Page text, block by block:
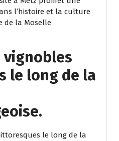
l’histoire et la culture
de la Moselle
vignobles
le long de la
le long de la